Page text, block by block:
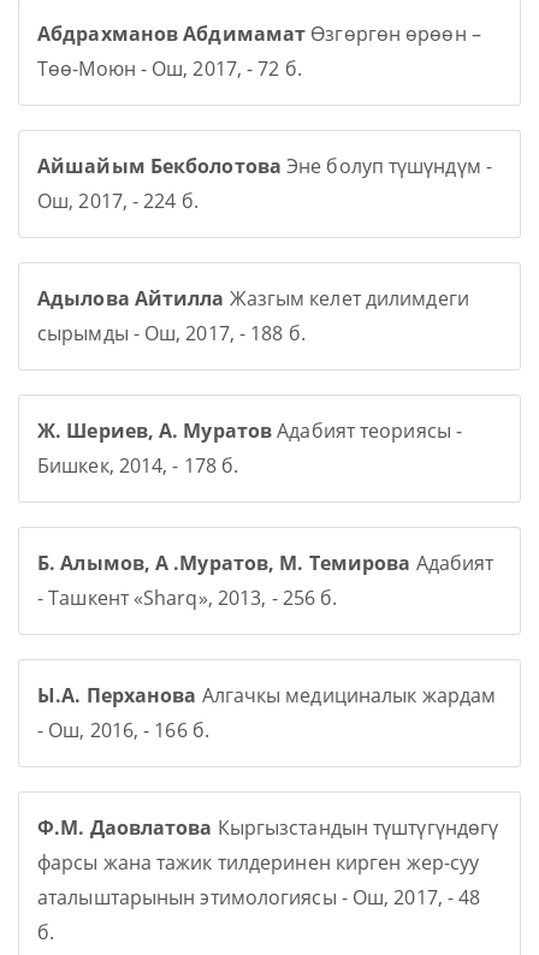
Абдрахманов Абдимамат Өзгөргөн өрөөн –
Төө-Моюн - Ош, 2017, - 72 б.
Айшайым Бекболотова Эне болуп түшүндүм -
Ош, 2017, - 224 б.
Адылова Айтилла Жазгым келет дилимдеги
сырымды - Ош, 2017, - 188 б.
Ж. Шериев, А. МуратовАдабият теориясы -
Бишкек, 2014, - 178 б.
Б. Алымов, А .Муратов, М. Темирова Адабият
- Ташкент «Sharq», 2013, - 256 б.
Ы.А. Перханова Алгачкы медициналык жардам
- Ош, 2016, - 166 б.
Ф.М. Даовлатова Кыргызстандын түштүгүндөгү
фарсы жана тажик тилдеринен кирген жер-суу
аталыштарынын этимологиясы - Ош, 2017, - 48
б.